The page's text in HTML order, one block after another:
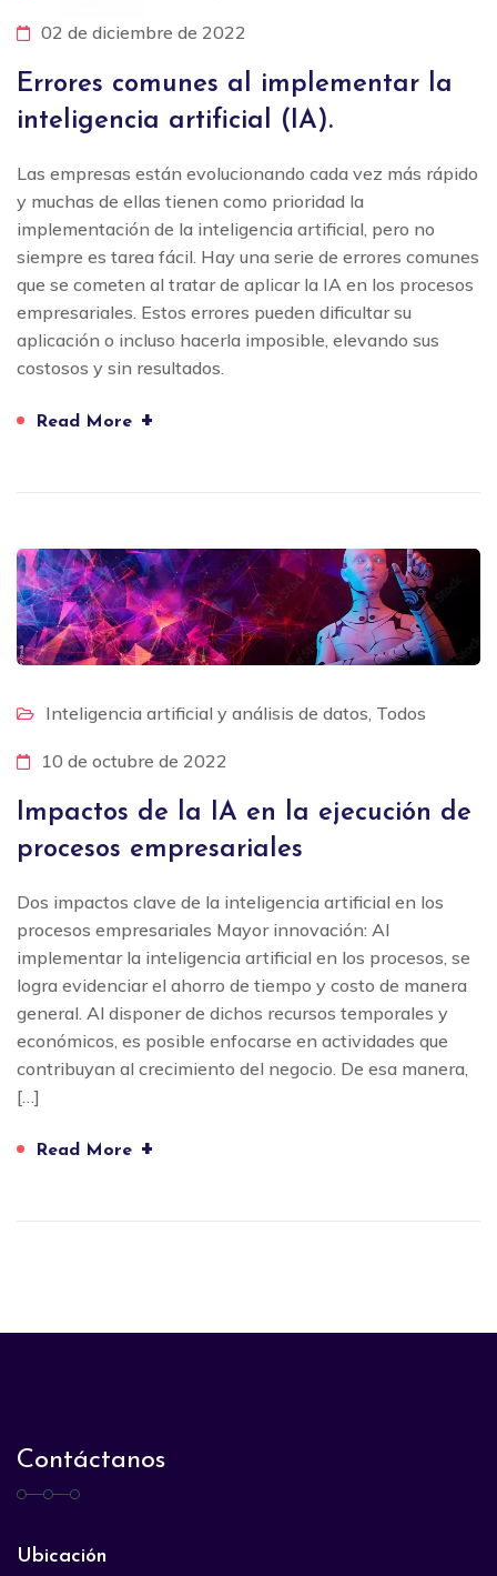
02 de diciembre de 2022
Errores comunes al implementar la
inteligencia artificial (IA).
Las empresas están evolucionando cada vez más rápido
y muchas de ellas tienen como prioridad la
implementación de la inteligencia artificial, pero no
siempre es tarea fácil. Hay una serie de errores comunes
que se cometen al tratar de aplicar la IA en los procesos
empresariales. Estos errores pueden dificultar su
aplicación o incluso hacerla imposible, elevando sus
costosos y sin resultados.
Read More +
Inteligencia artificial y análisis de datos Todos
10 de octubre de 2022
Impactos de la IA en la ejecución de
procesos empresariales
Dos impactos clave de la inteligencia artificial en los
procesos empresariales Mayor innovación: Al
implementar la inteligencia artificial en los procesos, se
logra evidenciar el ahorro de tiempo y costo de manera
general. Al disponer de dichos recursos temporales y
económicos, es posible enfocarse en actividades que
contribuyan al crecimiento del negocio. De esa manera,
[…]
Read More +
Contáctanos
Ubicación